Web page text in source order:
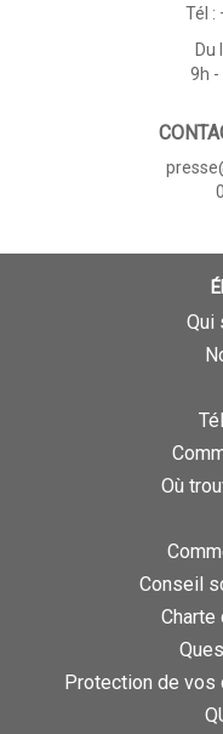
Tél :
Du
9h -
Qui
Où
Conseil
Charte
Protection de vos